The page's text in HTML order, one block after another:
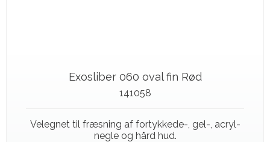
Exosliber 060 oval fin Rød
141058
Velegnet til fræsning af fortykkede-, gel-, acryl-
negle og hård hud.